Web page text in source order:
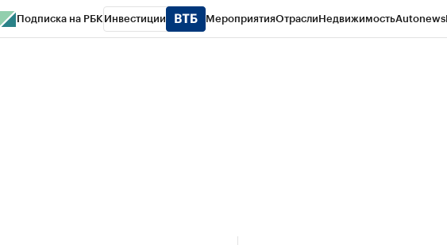
Подписка на РБК Инвестиции МероприятияОтраслиНедвижимостьAutonews